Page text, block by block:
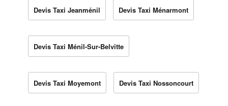
Devis Taxi Jeanménil Devis Taxi Ménarmont
Devis Taxi Ménil-Sur-Belvitte
Devis Taxi Moyemont Devis Taxi Nossoncourt